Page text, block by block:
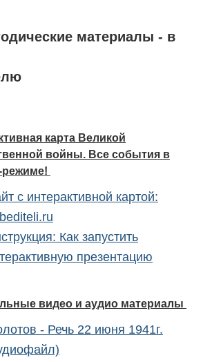
материалы - в
карта Великой
войны. Все события в
с интерактивной картой:
Как запустить
презентацию
видео и аудио материалы
- Речь 22 июня 1941г.